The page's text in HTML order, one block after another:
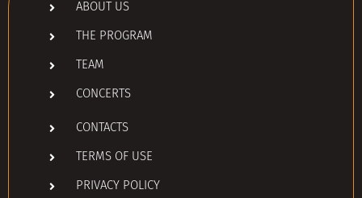
ABOUT US
THE PROGRAM
TEAM
CONCERTS
CONTACTS
TERMS OF USE
PRIVACY POLICY